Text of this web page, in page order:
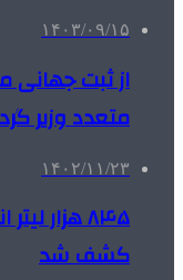
۱۴۰۳/۰۹/۱۵
از ثبت جهانی
متعدد وزیر
۱۴۰۲/۱۱/۲۳
۸۴۵ هزار
کشف شد